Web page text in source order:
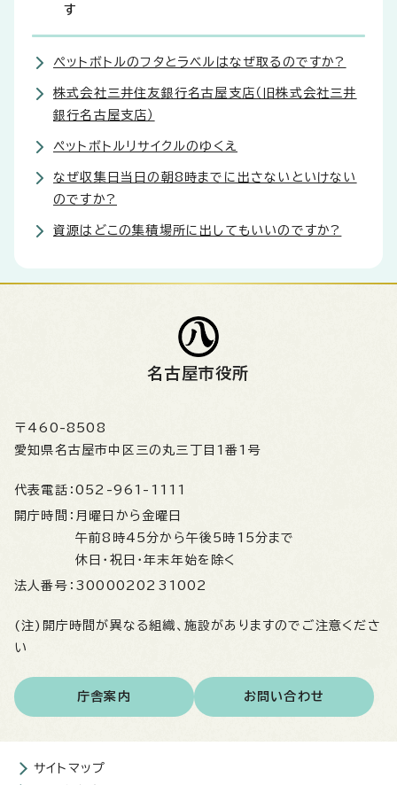
す
ぺットボトルのフタとラベルはなぜ取るのですか?
株式会社三井住友銀行名古屋支店（旧株式会社三井
銀行名古屋支店）
ペットボトルリサイクルのゆくえ
なぜ収集日当日の朝8時までに出さないといけない
のですか?
資源はどこの集積場所に出してもいいのですか?
名古屋市役所
〒460-8508
愛知県名古屋市中区三の丸三丁目1番1号
代表電話： 052-961-1111
開庁時間： 月曜日から金曜日
午前8時45分から午後5時15分まで
休日・祝日・年末年始を除く
法人番号： 3000020231002
(注)開庁時間が異なる組織、施設がありますのでご注意くださ
い
庁舎案内 お問い合わせ
サイトマップ